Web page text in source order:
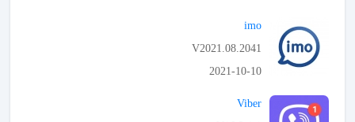
imo
V2021.08.2041
2021-10-10
Viber